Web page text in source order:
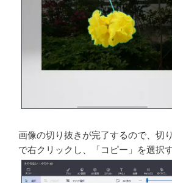
切り取る対象に外枠が表示され、切